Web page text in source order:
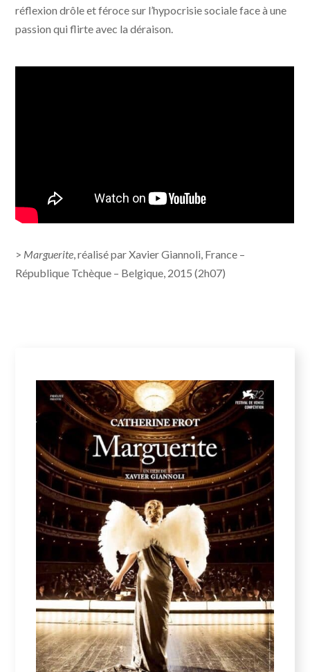
réflexion drôle et féroce sur l’hypocrisie sociale face à une
passion qui flirte avec la déraison.
> Marguerite , réalisé par Xavier Giannoli, France –
République Tchèque – Belgique, 2015 (2h07)